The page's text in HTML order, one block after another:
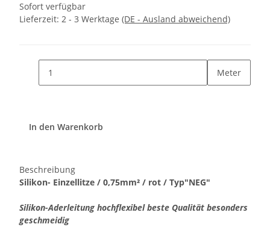
Sofort verfügbar
Lieferzeit: 2 - 3 Werktage (DE - Ausland abweichend)
Meter
In den Warenkorb
Beschreibung
Silikon- Einzellitze / 0,75mm² / rot / Typ"NEG"
Silikon-Aderleitung hochflexibel beste Qualität besonders
geschmeidig